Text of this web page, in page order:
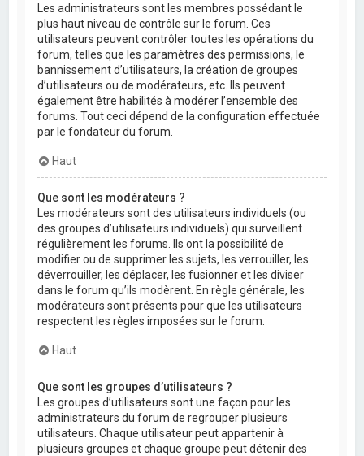
Les administrateurs sont les membres possédant le
plus haut niveau de contrôle sur le forum. Ces
utilisateurs peuvent contrôler toutes les opérations du
forum, telles que les paramètres des permissions, le
bannissement d’utilisateurs, la création de groupes
d’utilisateurs ou de modérateurs, etc. Ils peuvent
également être habilités à modérer l’ensemble des
forums. Tout ceci dépend de la configuration effectuée
par le fondateur du forum.
Haut
Que sont les modérateurs ?
Les modérateurs sont des utilisateurs individuels (ou
des groupes d’utilisateurs individuels) qui surveillent
régulièrement les forums. Ils ont la possibilité de
modifier ou de supprimer les sujets, les verrouiller, les
déverrouiller, les déplacer, les fusionner et les diviser
dans le forum qu’ils modèrent. En règle générale, les
modérateurs sont présents pour que les utilisateurs
respectent les règles imposées sur le forum.
Haut
Que sont les groupes d’utilisateurs ?
Les groupes d’utilisateurs sont une façon pour les
administrateurs du forum de regrouper plusieurs
utilisateurs. Chaque utilisateur peut appartenir à
plusieurs groupes et chaque groupe peut détenir des